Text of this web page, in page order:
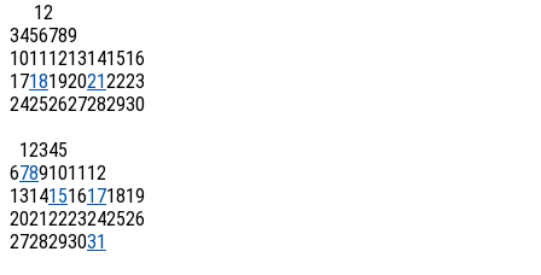
12
3456789
1011 1213141516
17181920212223
24252627282930
12345
67891011 12
13141516171819
20212223242526
2728293031